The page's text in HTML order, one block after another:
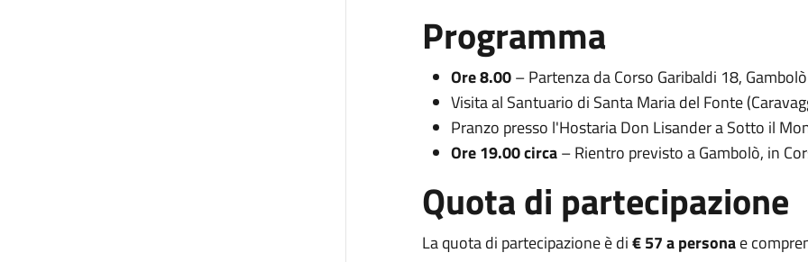
Programma
Ore 8.00– Partenza da Corso Garibaldi 18,
Visita al Santuario di Santa Maria del Fonte
Pranzo presso l'Hostaria Don Lisander a Sotto il
Ore 19.00 circa– Rientro previsto a Gambolò, in
Quota di partecipazione
La quota di partecipazione è di€ 57 a personae